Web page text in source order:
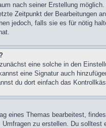
nach seiner Erstellung
Zeitpunkt der Bearbeitungen
jedoch, falls sie es für nötig
eine solche in den
eine Signatur auch
du dort einfach das
eines Themas bearbeitest,
zu erstellen. Du